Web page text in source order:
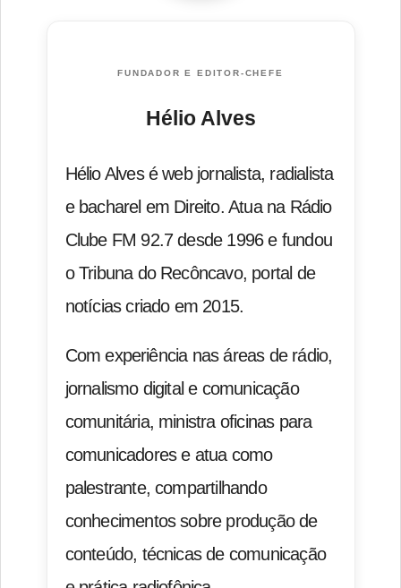
FUNDADOR E EDITOR-CHEFE
Hélio Alves
Hélio Alves é web jornalista, radialista
e bacharel em Direito. Atua na Rádio
Clube FM 92.7 desde 1996 e fundou
o Tribuna do Recôncavo, portal de
notícias criado em 2015.
Com experiência nas áreas de rádio,
jornalismo digital e comunicação
comunitária, ministra oficinas para
comunicadores e atua como
palestrante, compartilhando
conhecimentos sobre produção de
conteúdo, técnicas de comunicação